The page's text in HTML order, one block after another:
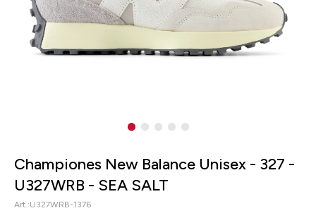
Championes New Balance Unisex - 327 -
U327WRB - SEA SALT
U327WRB-1376